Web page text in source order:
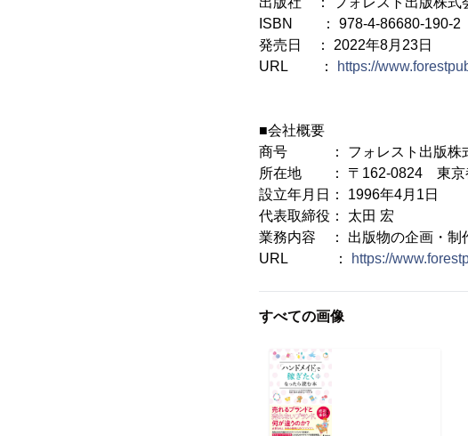
ISBN ： 978-4-86680-190-2
発売日 ： 2022年8月23日
URL ：
https://
■会社概要
商号 ： フォレスト出版株
所在地 ： 〒162-0824 東京
設立年月日： 1996年4月1日
代表取締役： 太田 宏
業務内容 ： 出版物の企画・制
URL ：
https://
すべての画像